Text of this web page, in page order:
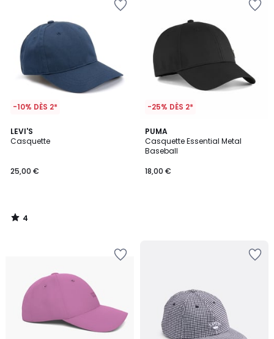
-10% DÈS 2*
LEVI'S
Casquette
25,00 €
4
/
4
/
-25% DÈS 2*
PUMA
Casquette Essential Metal
Baseball
18,00 €